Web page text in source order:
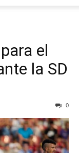
el
la SD
0